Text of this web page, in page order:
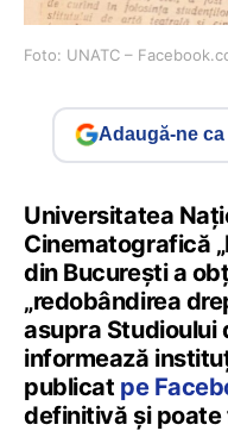
Foto: UNATC –
Adaugă-ne
Universitatea
Cinematografică
din București a
„redobândirea
asupra Studioului
informează
publicat pe
definitivă și